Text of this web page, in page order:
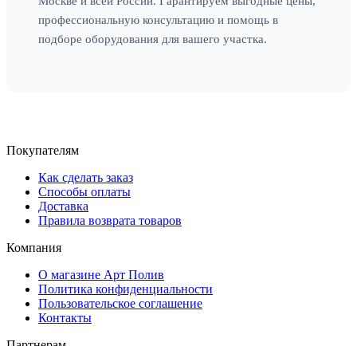
профессиональную консультацию и помощь в
подборе оборудования для вашего участка.
Покупателям
Как сделать заказ
Способы оплаты
Доставка
Правила возврата товаров
Компания
О магазине Арт Полив
Политика конфиденциальности
Пользовательское соглашение
Контакты